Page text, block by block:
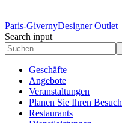
Paris-GivernyDesigner Outlet
Search input
Geschäfte
Angebote
Veranstaltungen
Planen Sie Ihren Besuch
Restaurants